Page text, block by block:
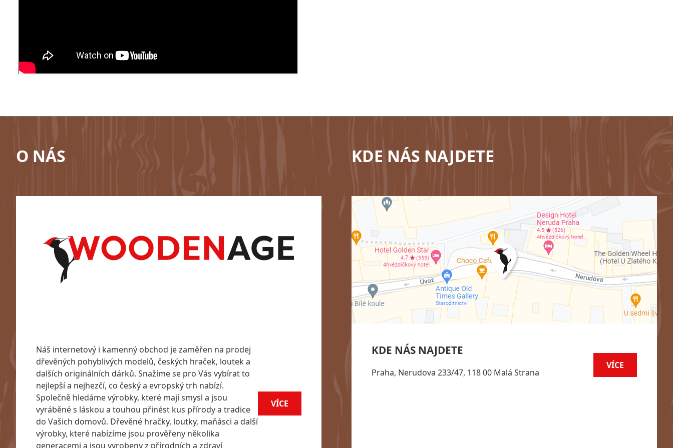
O NÁS
Náš internetový i kamenný obchod je zaměřen na prodej
dřevěných pohyblivých modelů, českých hraček, loutek a
dalších originálních dárků. Snažíme se pro Vás vybírat to
nejlepší a nejhezčí, co český a evropský trh nabízí.
Společně hledáme výrobky, které mají smysl a jsou
vyráběné s láskou a touhou přinést kus přírody a tradice
do Vašich domovů. Dřevěné hračky, loutky, maňásci a další
výrobky, které nabízíme jsou prověřeny několika
generacemi a jsou vyrobeny z přírodních a zdraví
VÍCE
KDE NÁS NAJDETE
KDE NÁS NAJDETE
Praha, Nerudova 233/47, 118 00 Malá Strana
VÍCE